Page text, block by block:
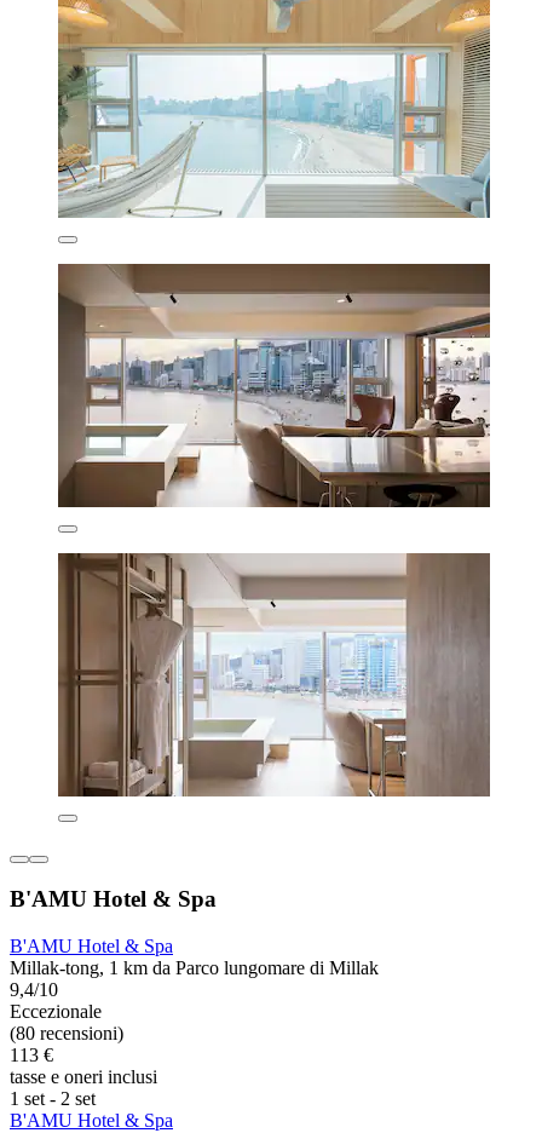
B'AMU Hotel & Spa
B'AMU Hotel & Spa
Millak-tong, 1 km da Parco lungomare di Millak
9,4/10
Eccezionale
(80 recensioni)
113 €
tasse e oneri inclusi
1 set - 2 set
B'AMU Hotel & Spa